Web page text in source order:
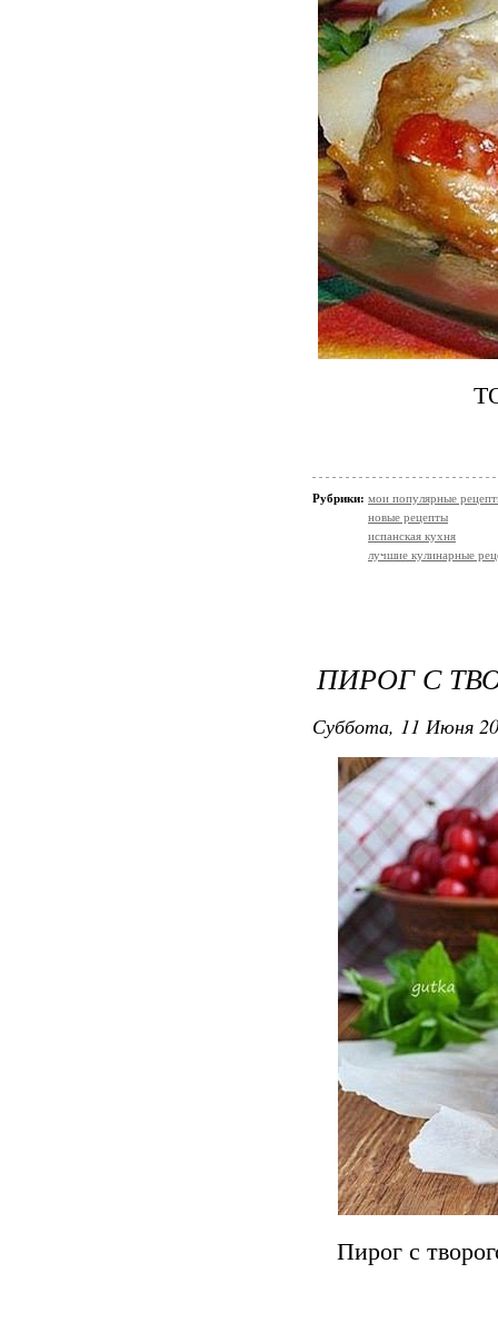
Рубрики: мои популярные
новые рецепты
испанская кухня
лучшие кулинарные
ПИРОГ С
Суббота, 11 Июня
Пирог с